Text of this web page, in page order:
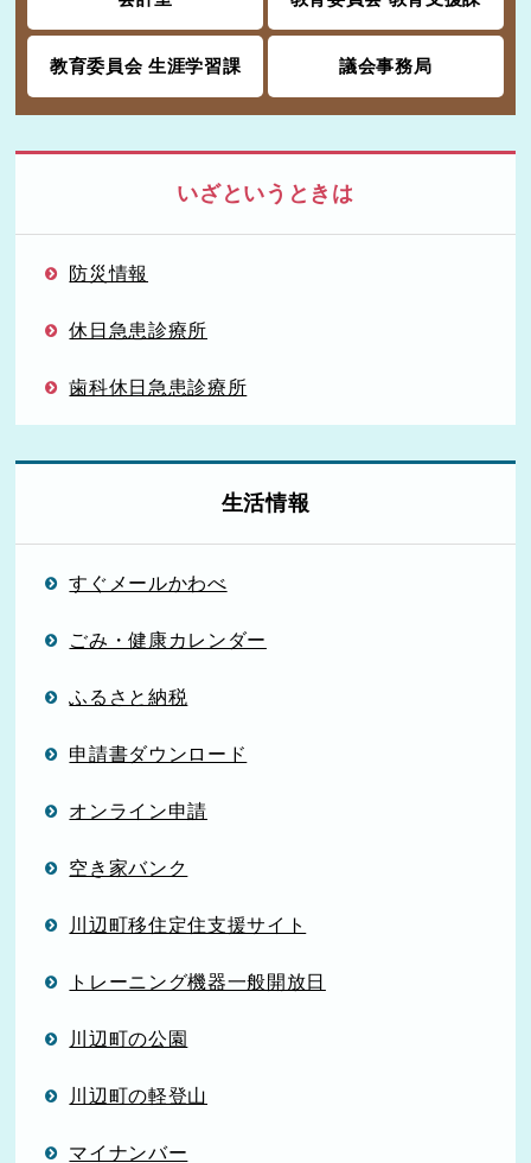
教育委員会 生涯学習課 議会事務局
いざというときは
防災情報
休日急患診療所
歯科休日急患診療所
生活情報
すぐメールかわべ
ごみ・健康カレンダー
ふるさと納税
申請書ダウンロード
オンライン申請
空き家バンク
川辺町移住定住支援サイト
トレーニング機器一般開放日
川辺町の公園
川辺町の軽登山
マイナンバー